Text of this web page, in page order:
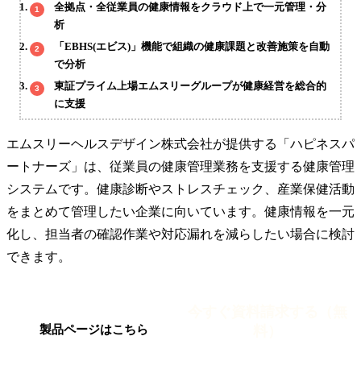
全拠点・全従業員の健康情報をクラウド上で一元管理・分
析
「EBHS(エビス)」機能で組織の健康課題と改善施策を自動
で分析
東証プライム上場エムスリーグループが健康経営を総合的
に支援
エムスリーヘルスデザイン株式会社が提供する「ハピネスパ
ートナーズ」は、従業員の健康管理業務を支援する健康管理
システムです。健康診断やストレスチェック、産業保健活動
をまとめて管理したい企業に向いています。健康情報を一元
化し、担当者の確認作業や対応漏れを減らしたい場合に検討
できます。
製品ページはこちら